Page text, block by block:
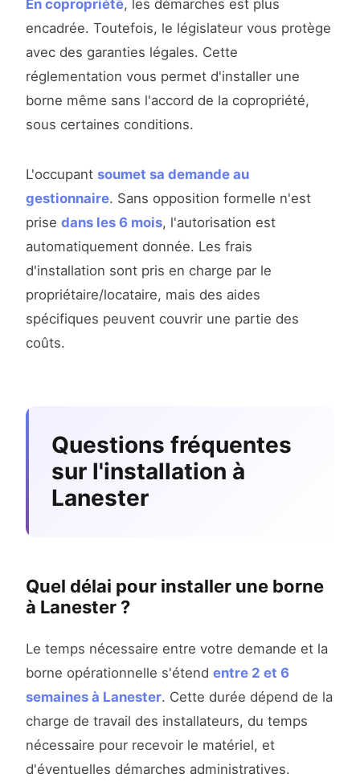
En copropriété, les démarches est plus
encadrée. Toutefois, le législateur vous protège
avec des garanties légales. Cette
réglementation vous permet d'installer une
borne même sans l'accord de la copropriété,
sous certaines conditions.
L'occupant soumet sa demande au
gestionnaire. Sans opposition formelle n'est
prise dans les 6 mois, l'autorisation est
automatiquement donnée. Les frais
d'installation sont pris en charge par le
propriétaire/locataire, mais des aides
spécifiques peuvent couvrir une partie des
coûts.
Questions fréquentes
sur l'installation à
Lanester
Quel délai pour installer une borne
à Lanester ?
Le temps nécessaire entre votre demande et la
borne opérationnelle s'étend entre 2 et 6
semaines à Lanester. Cette durée dépend de la
charge de travail des installateurs, du temps
nécessaire pour recevoir le matériel, et
d'éventuelles démarches administratives.